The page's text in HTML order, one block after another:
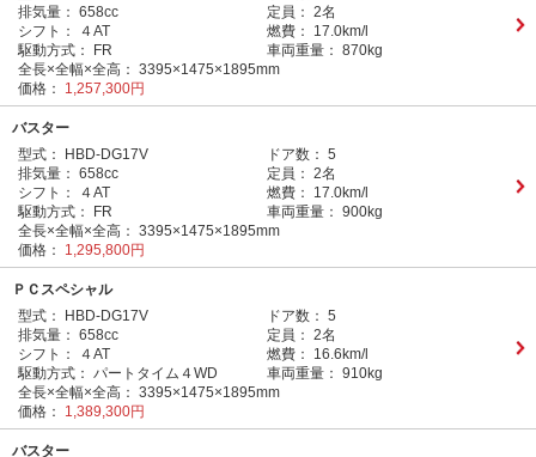
排気量： 658cc 定員： 2名
シフト：
４AT 燃費：
17.0km/l
駆動方式：
FR 車両重量： 870kg
全長×全幅×全高： 3395×1475×1895mm
価格：
1,257,300円
バスター
型式：
HBD-DG17V ドア数： 5
排気量： 658cc 定員： 2名
シフト：
４AT 燃費：
17.0km/l
駆動方式：
FR 車両重量： 900kg
全長×全幅×全高： 3395×1475×1895mm
価格：
1,295,800円
ＰＣスペシャル
型式：
HBD-DG17V ドア数： 5
排気量： 658cc 定員： 2名
シフト：
４AT 燃費：
16.6km/l
駆動方式： パートタイム４WD 車両重量： 910kg
全長×全幅×全高： 3395×1475×1895mm
価格：
1,389,300円
バスター